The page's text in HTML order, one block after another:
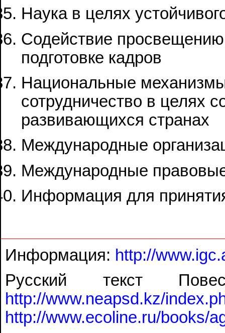
Наука в целях
Содействие
подготовке кадров
Национальные
сотрудничество в целях
развивающихся странах
Международные
Международные
Информация для
Информация: http://
Русский текст
http://www.neapsd.kz/
http://www.ecoline.ru/books/